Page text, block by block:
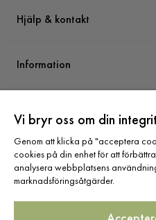
Hjälp & kontakt
Information
Sortiment
Vi bryr oss om din
Genom att klicka på "acceptera
cookies på din enhet för att
analysera webbplatsens
marknadsföringsåtgärder.